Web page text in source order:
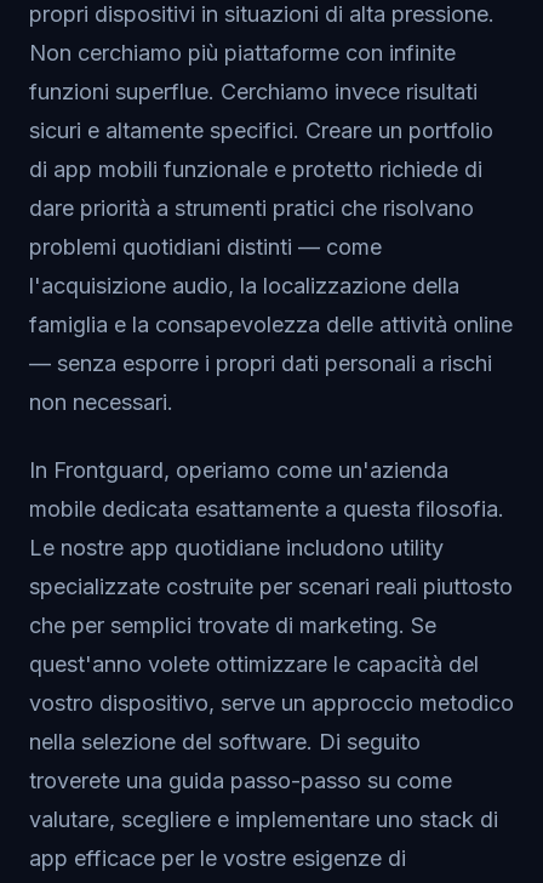
propri dispositivi in situazioni di alta pressione.
Non cerchiamo più piattaforme con infinite
funzioni superflue. Cerchiamo invece risultati
sicuri e altamente specifici. Creare un portfolio
di app mobili funzionale e protetto richiede di
dare priorità a strumenti pratici che risolvano
problemi quotidiani distinti — come
l'acquisizione audio, la localizzazione della
famiglia e la consapevolezza delle attività online
— senza esporre i propri dati personali a rischi
non necessari.
In Frontguard, operiamo come un'azienda
mobile dedicata esattamente a questa filosofia.
Le nostre app quotidiane includono utility
specializzate costruite per scenari reali piuttosto
che per semplici trovate di marketing. Se
quest'anno volete ottimizzare le capacità del
vostro dispositivo, serve un approccio metodico
nella selezione del software. Di seguito
troverete una guida passo-passo su come
valutare, scegliere e implementare uno stack di
app efficace per le vostre esigenze di